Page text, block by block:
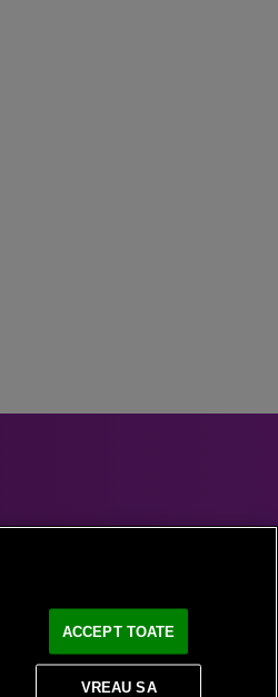
ACCEPT TOATE
VREAU SA